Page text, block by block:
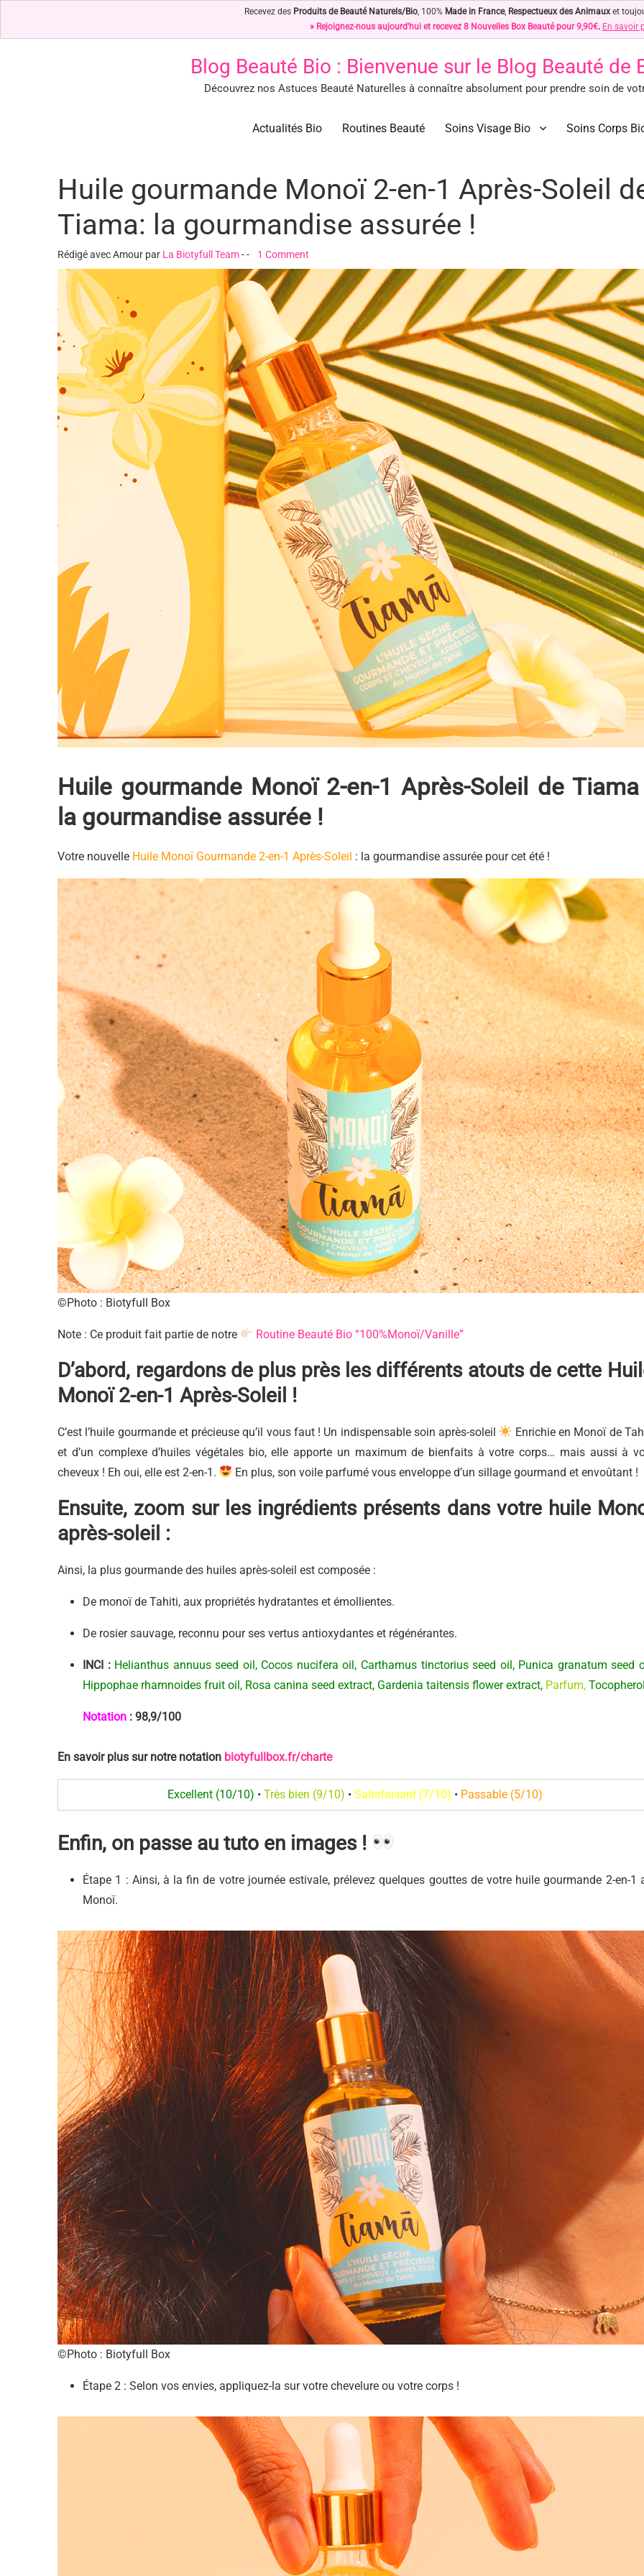
Recevez des Produits de Beauté Naturels/Bio, 100% Made in France, Respectueux des Animauxet
» Rejoignez-nous aujourd'hui et recevez 8 Nouvelles Box Beauté pour 9,90€. En savoir
Blog Beauté Bio : Bienvenue sur le Blog Beauté de
Découvrez nos Astuces Beauté Naturelles à connaître absolument pour prendre soin de
Blog Beauté Bio : Notre Top des Astuces Beauté Naturelles !
Blog Beauté Bio : Découvrez nos Secrets de Beauté Bio & Naturels à connaître absolument pour prendre soin de votre peau… Naturellement !
Actualités Bio Routines Beauté Soins Visage Bio Soins Corps
Huile gourmande Monoï 2-en-1 Après-Soleil
Tiama: la gourmandise assurée !
Rédigé avec Amour par La Biotyfull Team-- 1 Comment
Huile gourmande Monoï 2-en-1 Après-Soleil de
la gourmandise assurée !
Votre nouvelle Huile Monoï Gourmande 2-en-1 Après-Soleil : la gourmandise assurée pour cet été !
©Photo : Biotyfull Box
Note : Ce produit fait partie de notre Routine Beauté Bio “100%Monoï/Vanille”
D’abord, regardons de plus près les différents atouts de cette
Monoï 2-en-1 Après-Soleil !
C’est l’huile gourmande et précieuse qu’il vous faut ! Un indispensable soin après-soleil Enrichie en Monoï de
et d’un complexe d’huiles végétales bio, elle apporte un maximum de bienfaits à votre corps… mais aussi à
cheveux ! Eh oui, elle est 2-en-1.
En plus, son voile parfumé vous enveloppe d’un sillage gourmand et envoûtant !
Ensuite, zoom sur les ingrédients présents dans votre huile
après-soleil :
Ainsi, la plus gourmande des huiles après-soleil est composée :
De monoï de Tahiti, aux propriétés hydratantes et émollientes.
De rosier sauvage, reconnu pour ses vertus antioxydantes et régénérantes.
INCI : Helianthus annuus seed oil, Cocos nucifera oil, Carthamus tinctorius seed oil, Punica granatum seed
Hippophae rhamnoides fruit oil, Rosa canina seed extract, Gardenia taitensis flower extract, Parfum,
Notation :98,9/100
En savoir plus sur notre notation biotyfullbox.fr/charte
Excellent (10/10) •Très bien (9/10) •Satisfaisant (7/10) • Passable (5/10)
Enfin, on passe au tuto en images !
Étape 1 : Ainsi, à la fin de votre journée estivale, prélevez quelques gouttes de votre huile gourmande 2-en-1
Monoï.
©Photo : Biotyfull Box
Étape 2 : Selon vos envies, appliquez-la sur votre chevelure ou votre corps !